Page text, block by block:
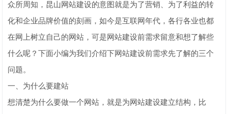
众所周知，昆山网站建设的意图就是为了营销、为了利益的转
化和企业品牌价值的刻画，如今是互联网年代，各行各业也都
在网上树立自己的网站，可是网站建设前需求留意和想了解些
什么呢？下面小编为我们介绍下网站建设前需求先了解的三个
问题。
一、为什么要建站
想清楚为什么要做一个网站，就是为网站建设建立结构，比